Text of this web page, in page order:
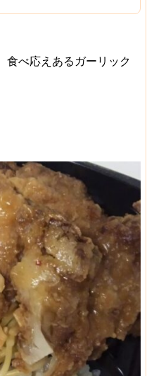
食べ応えあるガーリック